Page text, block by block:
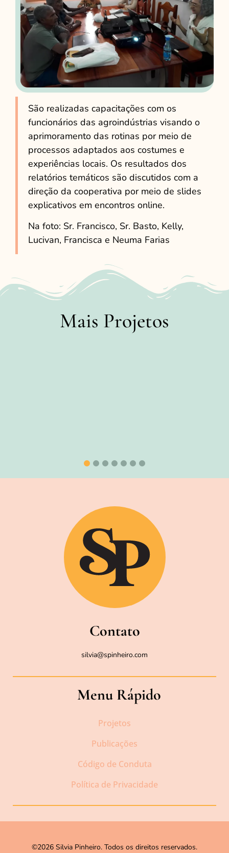
São realizadas capacitações com os
funcionários das agroindústrias visando o
aprimoramento das rotinas por meio de
processos adaptados aos costumes e
experiências locais. Os resultados dos
relatórios temáticos são discutidos com a
direção da cooperativa por meio de slides
explicativos em encontros online.
Na foto: Sr. Francisco, Sr. Basto, Kelly,
Lucivan, Francisca e Neuma Farias
Mais Projetos
Contato
silvia@spinheiro.com
Menu Rápido
Projetos
Publicações
Código de Conduta
Política de Privacidade
©2026 Silvia Pinheiro. Todos os direitos reservados.